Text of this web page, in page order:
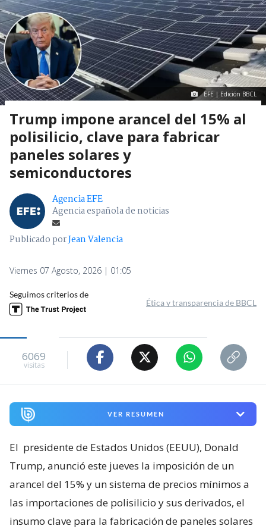
EFE | Edición BBCL
Trump impone arancel del 15% al
polisilicio, clave para fabricar
paneles solares y
semiconductores
Agencia EFE
Agencia española de noticias
Publicado porJean Valencia
Viernes 07 Agosto, 2026 | 01:05
Seguimos criterios de
Ética y transparencia de BBCL
6069
visitas
VER RESUMEN
El presidente de Estados Unidos (EEUU), Donald
Trump, anunció este jueves la imposición de un
arancel del 15% y un sistema de precios mínimos a
las importaciones de polisilicio y sus derivados, el
insumo clave para la fabricación de paneles solares